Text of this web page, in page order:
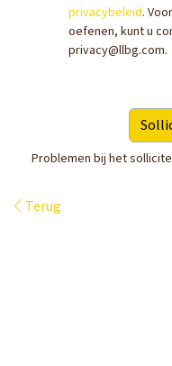
privacybeleid.
oefenen, kunt u
privacy@llbg.com.
Problemen bij het
Terug